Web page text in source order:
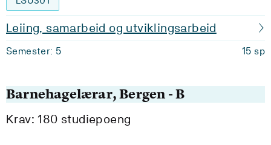
Leiing, samarbeid og utviklingsarbeid
Semester: 5 15 sp
Barnehagelærar, Bergen - B
Krav: 180 studiepoeng